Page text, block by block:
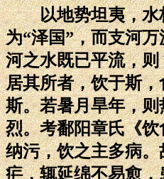
以地势坦夷，水
为“泽国”，而支河
河之水既已平流，
居其所者，饮于斯
斯。若暑月旱年，
烈。考鄱阳章氏《
纳污，饮之主多病
疟，辄延绵不易愈